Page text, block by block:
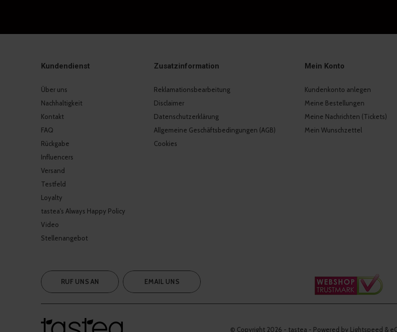
Kundendienst
Über uns
Nachhaltigkeit
Kontakt
FAQ
Rückgabe
Influencers
Versand
Testfeld
Loyalty
tastea's Always Happy Policy
Video
Stellenangebot
Zusatzinformation
Reklamationsbearbeitung
Disclaimer
Datenschutzerklärung
Allgemeine Geschäftsbedingungen (AGB)
Cookies
Mein Konto
Kundenkonto anlegen
Meine Bestellungen
Meine Nachrichten (Tickets)
Mein Wunschzettel
RUF UNS AN EMAIL UNS
© Copyright 2026 - tastea - Powered by Lightspeed &